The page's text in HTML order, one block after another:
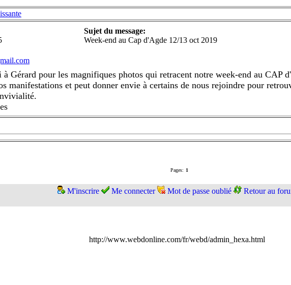
Sujet du message:
Week-end au Cap d'Agde 12/13 oct 2019
à Gérard pour les magnifiques photos qui retracent notre week-end au CAP
manifestations et peut donner envie à certains de nous rejoindre pour
Pages: 1
M'inscrire Me connecter Mot de passe oublié Retour au
http://www.webdonline.com/fr/webd/admin_hexa.html